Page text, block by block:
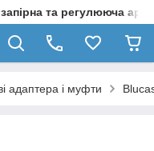
та регулююча
адаптера і муфти